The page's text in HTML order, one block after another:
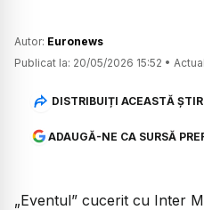
Autor: Euronews
Publicat la: 20/05/2026 15:52 •
DISTRIBUIȚI ACEASTĂ
ADAUGĂ-NE CA SURSĂ
„Eventul” cucerit cu Inter